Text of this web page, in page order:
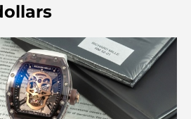
de Palm Jumeirah : Guide complet
du centre-ville de Dubaï : un
au cœur de la ville